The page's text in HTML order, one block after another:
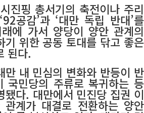
진핑 총서기의 축전이나 주리
공감’과 ‘대만 독립 반대’를
에 가서 양당이 양안 관계의
기 위한 공동 토대를 닦고 좋은
된다.
만 내 민심의 변화와 반등이 반
국민당의 주류로 복귀하는 등
됐다.대만에서 민진당 집권 이
계가 대결로 전환하는 양안